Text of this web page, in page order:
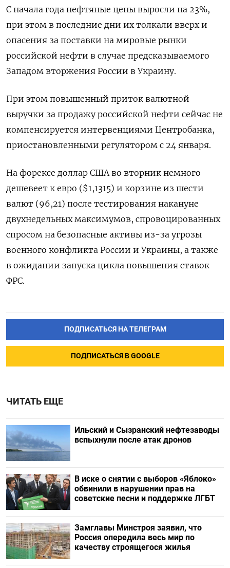
С начала года нефтяные цены выросли на 23%,
при этом в последние дни их толкали вверх и
опасения за поставки на мировые рынки
российской нефти в случае предсказываемого
Западом вторжения России в Украину.
При этом повышенный приток валютной
выручки за продажу российской нефти сейчас не
компенсируется интервенциями Центробанка,
приостановленными регулятором с 24 января.
На форексе доллар США во вторник немного
дешевеет к евро ($1,1315) и корзине из шести
валют (96,21) после тестирования накануне
двухнедельных максимумов, спровоцированных
спросом на безопасные активы из-за угрозы
военного конфликта России и Украины, а также
в ожидании запуска цикла повышения ставок
ФРС.
ПОДПИСАТЬСЯ НА ТЕЛЕГРАМ
ПОДПИСАТЬСЯ В GOOGLE
ЧИТАТЬ ЕЩЕ
Ильский и Сызранский нефтезаводы
вспыхнули после атак дронов
В иске о снятии с выборов «Яблоко»
обвинили в нарушении прав на
советские песни и поддержке ЛГБТ
Замглавы Минстроя заявил, что
Россия опередила весь мир по
качеству строящегося жилья